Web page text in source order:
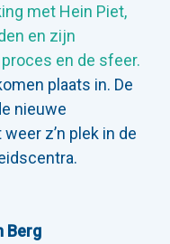
met Hein Piet,
en zijn
en de sfeer.
plaats in. De
nieuwe
z’n plek in de
Berg